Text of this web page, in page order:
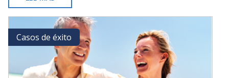
LA
INTEGRACIÓN
EMPRESARIAL
MITIGA
EL
RIESGO
Y
Casos de éxito
Casos de éxito